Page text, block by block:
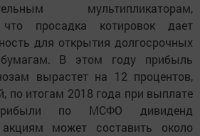
мультипликаторам,
просадка котировок дает
для открытия долгосрочных
В этом году прибыль
вырастет на 12 процентов,
по итогам 2018 года при выплате
по МСФО дивиденд
может составить около